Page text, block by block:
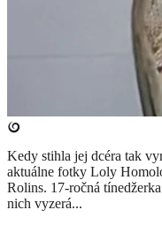
Kedy stihla jej dcéra tak
aktuálne fotky Loly
Rolins. 17-ročná
nich vyzerá...